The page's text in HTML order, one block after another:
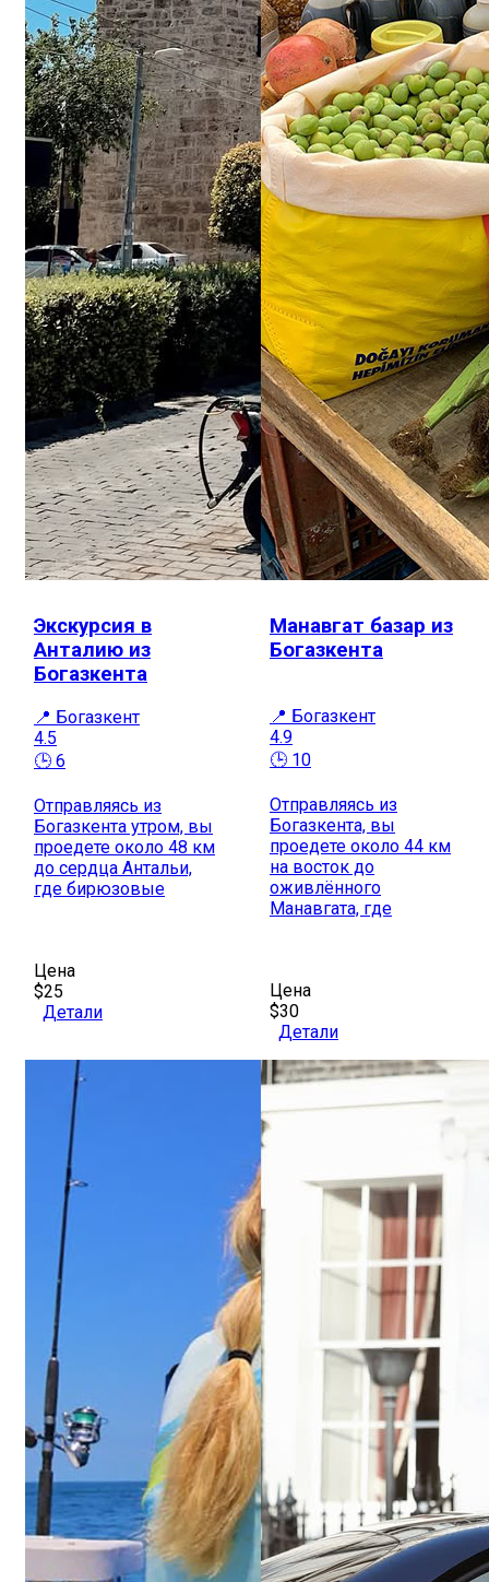
Экскурсия в
Анталию из
Богазкента
📍 Богазкент
4.5
🕒 6
Отправляясь из
Богазкента утром, вы
проедете около 48 км
до сердца Антальи,
где бирюзовые
Цена
$25
Детали
Манавгат базар из
Богазкента
📍 Богазкент
4.9
🕒 10
Отправляясь из
Богазкента, вы
проедете около 44 км
на восток до
оживлённого
Манавгата, где
Цена
$30
Детали